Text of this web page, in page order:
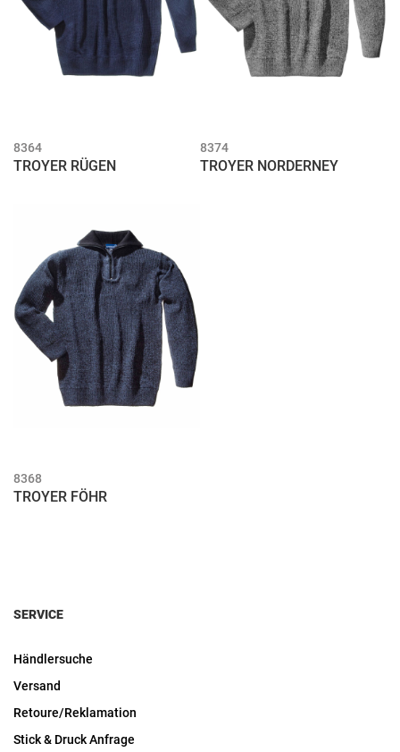
8364
TROYER RÜGEN
8374
TROYER NORDERNEY
8368
TROYER FÖHR
SERVICE
Händlersuche
Versand
Retoure/Reklamation
Stick & Druck Anfrage